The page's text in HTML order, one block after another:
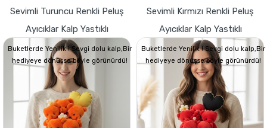
Sevimli Turuncu Renkli Peluş
Ayıcıklar Kalp Yastıklı
Buketlerde Yenilik ! Sevgi dolu kalp,Bir
hediyeye dönüşse böyle görünürdü!
Sevimli Kırmızı Renkli Peluş
Ayıcıklar Kalp Yastıklı
Buketlerde Yenilik ! Sevgi dolu kalp,Bir
hediyeye dönüşse böyle görünürdü!